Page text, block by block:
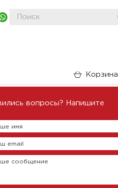
Корзина
вопросы? Напишите
имя
email
сообщение